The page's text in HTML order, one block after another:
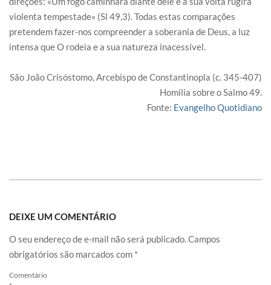
violenta tempestade» (Sl 49,3). Todas estas comparações
pretendem fazer-nos compreender a soberania de Deus, a luz
intensa que O rodeia e a sua natureza inacessível.
São João Crisóstomo, Arcebispo de Constantinopla (c. 345-407)
Homilia sobre o Salmo 49.
Fonte: Evangelho Quotidiano
DEIXE UM COMENTÁRIO
O seu endereço de e-mail não será publicado.Campos
obrigatórios são marcados com *
Comentário